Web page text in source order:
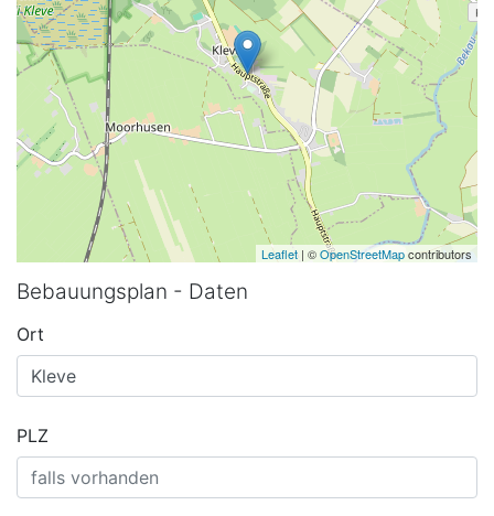
Leaflet | ©OpenStreetMapcontributors
Bebauungsplan - Daten
Ort
PLZ